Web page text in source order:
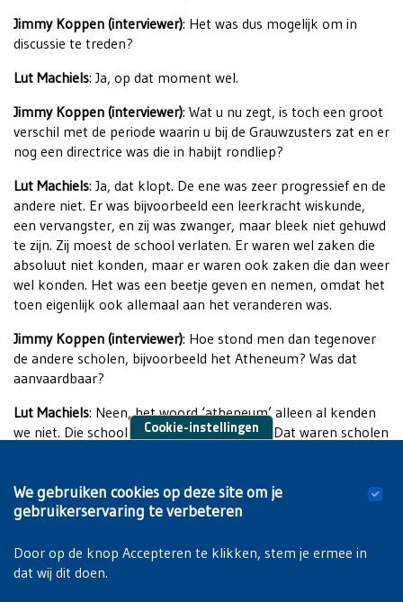
Jimmy Koppen (interviewer): Het was dus mogelijk om in
discussie te treden?
Lut Machiels: Ja, op dat moment wel.
Jimmy Koppen (interviewer): Wat u nu zegt, is toch een groot
verschil met de periode waarin u bij de Grauwzusters zat en er
nog een directrice was die in habijt rondliep?
Lut Machiels: Ja, dat klopt. De ene was zeer progressief en de
andere niet. Er was bijvoorbeeld een leerkracht wiskunde,
een vervangster, en zij was zwanger, maar bleek niet gehuwd
te zijn. Zij moest de school verlaten. Er waren wel zaken die
absoluut niet konden, maar er waren ook zaken die dan weer
wel konden. Het was een beetje geven en nemen, omdat het
toen eigenlijk ook allemaal aan het veranderen was.
Jimmy Koppen (interviewer): Hoe stond men dan tegenover
de andere scholen, bijvoorbeeld het Atheneum? Was dat
aanvaardbaar?
Lut Machiels: Neen, het woord ‘atheneum’ alleen al kenden
we niet. Die school werd zo niet genoemd. Dat waren scholen
benoemd en wij voelden dat ook zo aan, aangezien wij ook
van thuis uit meekregen dat die scholen niet deugden. Het
Cookie-instellingen
We gebruiken cookies op deze site om je
gebruikerservaring te verbeteren
Door op de knop Accepteren te klikken, stem je ermee in
dat wij dit doen.